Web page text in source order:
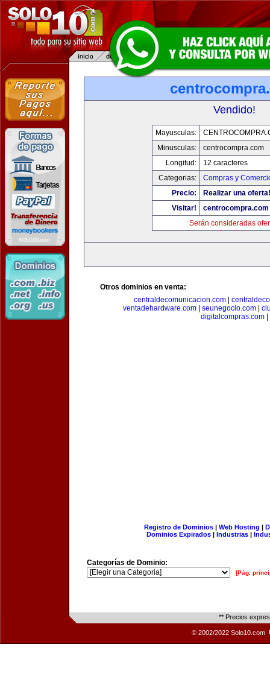
Vendido!
Mayusculas:
Minusculas:
centrocompra.com
Longitud:
12 caracteres
Categorias:
Compras y
Precio:
Realizar una oferta!
Visitar!
centrocompra.com
Serán consideradas
Otros dominios en venta:
centraldecomunicacion.com
ventadehardware.com| seunegocio.com|
digitalcompras.com
Registro de Dominios| Web Hosting |
Dominios Expirados | Industrias |
Categorías de Dominio:
[Pág.
** Precios
© 2002/2022 Solo10.com